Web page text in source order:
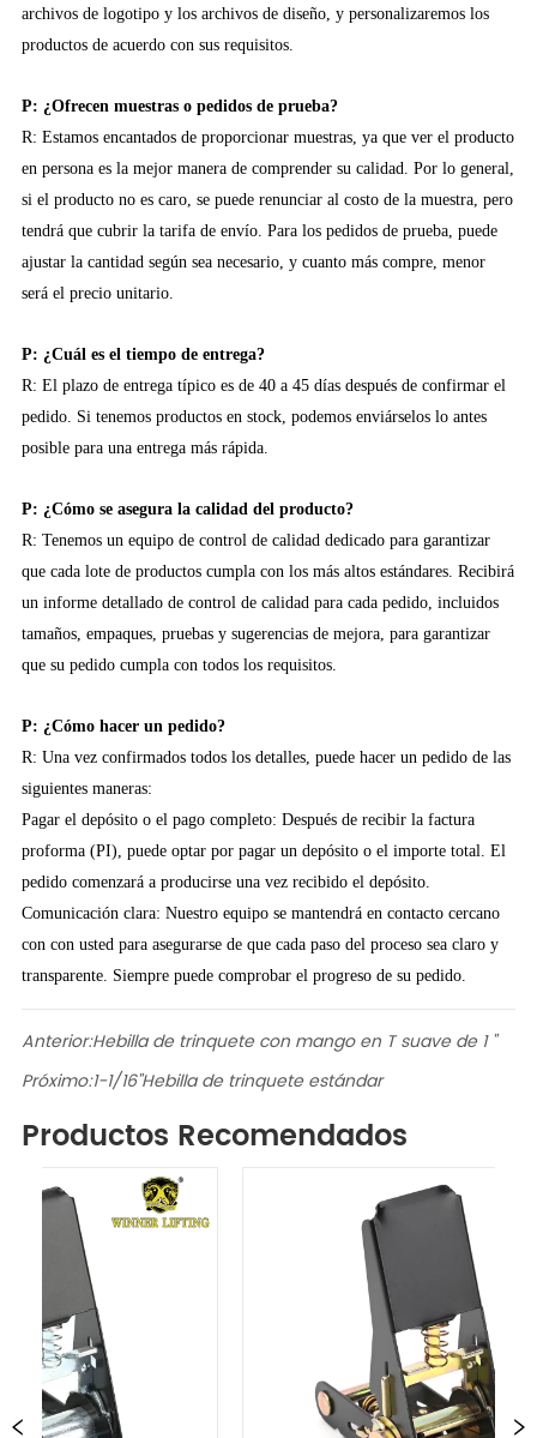
archivos de logotipo y los archivos de diseño, y personalizaremos los
productos de acuerdo con sus requisitos.
P: ¿Ofrecen muestras o pedidos de prueba?
R: Estamos encantados de proporcionar muestras, ya que ver el producto
en persona es la mejor manera de comprender su calidad. Por lo general,
si el producto no es caro, se puede renunciar al costo de la muestra, pero
tendrá que cubrir la tarifa de envío. Para los pedidos de prueba, puede
ajustar la cantidad según sea necesario, y cuanto más compre, menor
será el precio unitario.
P: ¿Cuál es el tiempo de entrega?
R: El plazo de entrega típico es de 40 a 45 días después de confirmar el
pedido. Si tenemos productos en stock, podemos enviárselos lo antes
posible para una entrega más rápida.
P: ¿Cómo se asegura la calidad del producto?
R: Tenemos un equipo de control de calidad dedicado para garantizar
que cada lote de productos cumpla con los más altos estándares. Recibirá
un informe detallado de control de calidad para cada pedido, incluidos
tamaños, empaques, pruebas y sugerencias de mejora, para garantizar
que su pedido cumpla con todos los requisitos.
P: ¿Cómo hacer un pedido?
R: Una vez confirmados todos los detalles, puede hacer un pedido de las
siguientes maneras:
Pagar el depósito o el pago completo: Después de recibir la factura
proforma (PI), puede optar por pagar un depósito o el importe total. El
pedido comenzará a producirse una vez recibido el depósito.
Comunicación clara: Nuestro equipo se mantendrá en contacto cercano
con con usted para asegurarse de que cada paso del proceso sea claro y
transparente. Siempre puede comprobar el progreso de su pedido.
Anterior:Hebilla de trinquete con mango en T suave de 1 "
Próximo:1-1/16"Hebilla de trinquete estándar
Productos Recomendados